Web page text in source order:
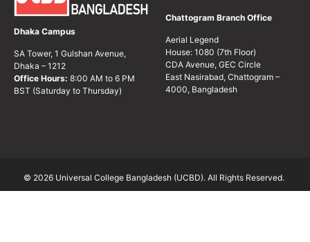
Dhaka Campus
SA Tower, 1 Gulshan Avenue,
Dhaka – 1212
Office Hours: 8:00 AM to 6 PM
BST (Saturday to Thursday)
Chattogram Branch Office
Aerial Legend
House: 1080 (7th Floor)
CDA Avenue, GEC Circle
East Nasirabad, Chattogram –
4000, Bangladesh
© 2026 Universal College Bangladesh (UCBD). All Rights Reserved.